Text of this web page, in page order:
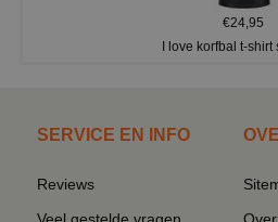
€24,95
I love korfbal t-shirt
SERVICE EN INFO
Reviews